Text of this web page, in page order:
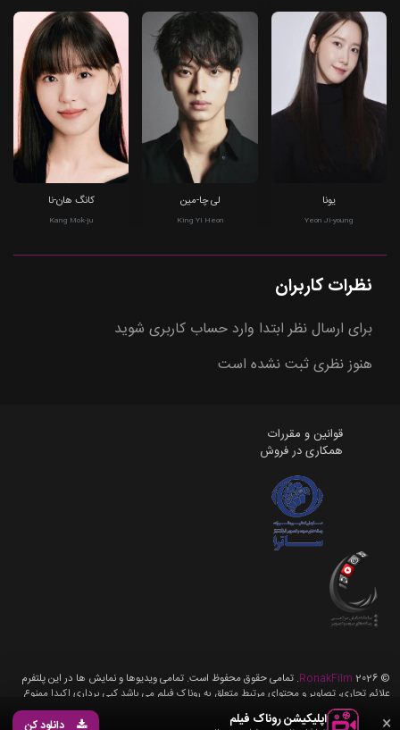
یونا
Yeon Ji-young
لی چا-مین
King Yi Heon
کانگ هان-نا
Kang Mok-ju
نظرات کاربران
برای ارسال نظر ابتدا وارد حساب کاربری شوید
هنوز نظری ثبت نشده است
قوانین و مقررات
همکاری در فروش
©
2026
RonakFilm. تمامی حقوق محفوظ است. تمامی ویدیوها و نمایش ها در این پلتفرم
علائم تجاری، تصاویر و محتوای مرتبط متعلق به روناک فیلم می باشد کپی برداری اکیدا ممنوع
می باشد، تمامی حقوق برای روناک فیلم محفوظ می باشد.
× اپلیکیشن روناک فیلم دانلود کن